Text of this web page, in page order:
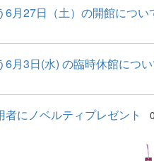
6月27日（土）の開館につい
6月3日(水) の臨時休館につ
者にノベルティプレゼント